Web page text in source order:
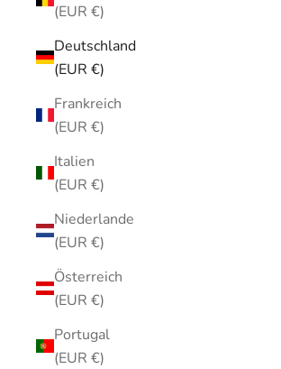
(EUR €)
Deutschland
(EUR €)
Frankreich
(EUR €)
Italien
(EUR €)
Niederlande
(EUR €)
Österreich
(EUR €)
Portugal
(EUR €)